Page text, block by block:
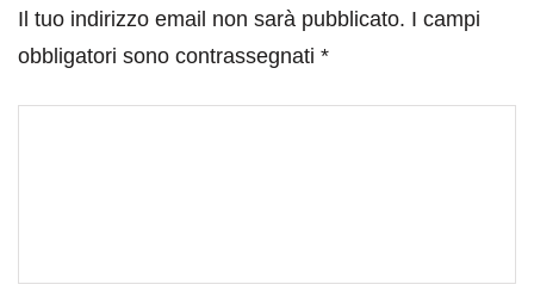
Il tuo indirizzo email non sarà pubblicato. I campi
obbligatori sono contrassegnati *